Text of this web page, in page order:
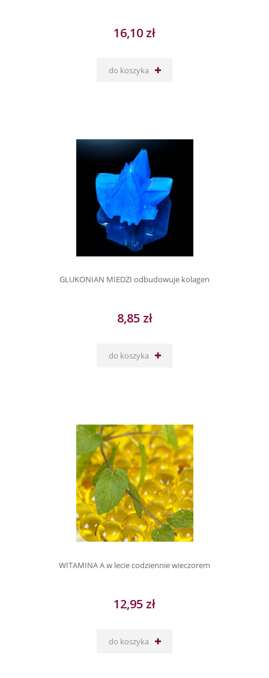
16,10 zł
do koszyka
GLUKONIAN MIEDZI odbudowuje kolagen
8,85 zł
do koszyka
WITAMINA A w lecie codziennie wieczorem
12,95 zł
do koszyka